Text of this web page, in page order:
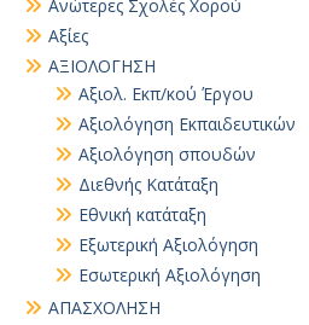
Ανώτερες Σχολές Χορού
Αξίες
ΑΞΙΟΛΟΓΗΣΗ
Αξιολ. Εκπ/κού Έργου
Αξιολόγηση Εκπαιδευτικών
Αξιολόγηση σπουδών
Διεθνής Κατάταξη
Εθνική κατάταξη
Εξωτερική Αξιολόγηση
Εσωτερική Αξιολόγηση
ΑΠΑΣΧΟΛΗΣΗ